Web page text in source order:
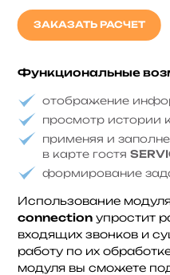
ЗАКАЗАТЬ РАСЧЕТ
Функциональные
отображение
просмотр истории
применяя и
в карте гостя
формирование
Использование
connection упростит
входящих звонков и
работу по их
модуля вы сможете